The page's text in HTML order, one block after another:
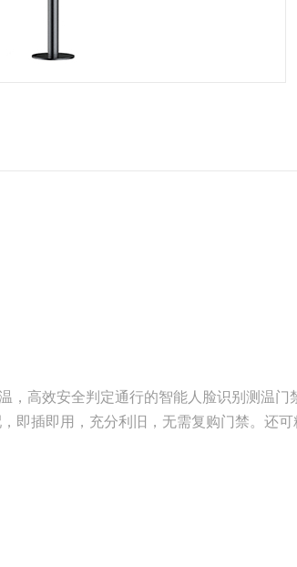
，高效安全判定通行的智能人脸识别测温门
即插即用，充分利旧，无需复购门禁。还可